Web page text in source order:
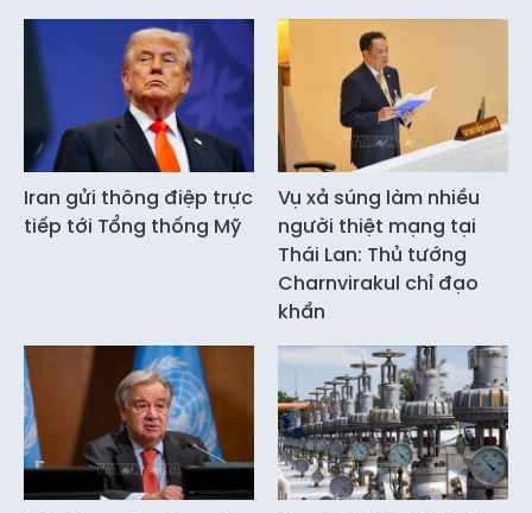
Iran gửi thông điệp trực
tiếp tới Tổng thống Mỹ
Vụ xả súng làm nhiều
người thiệt mạng tại
Thái Lan: Thủ tướng
Charnvirakul chỉ đạo
khẩn